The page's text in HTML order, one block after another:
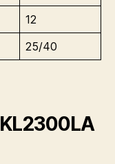
12
25/40
KL2300LA